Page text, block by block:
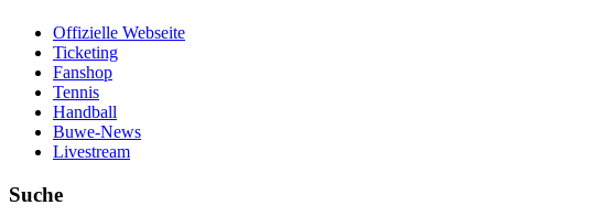
Offizielle Webseite
Ticketing
Fanshop
Tennis
Handball
Buwe-News
Livestream
Suche